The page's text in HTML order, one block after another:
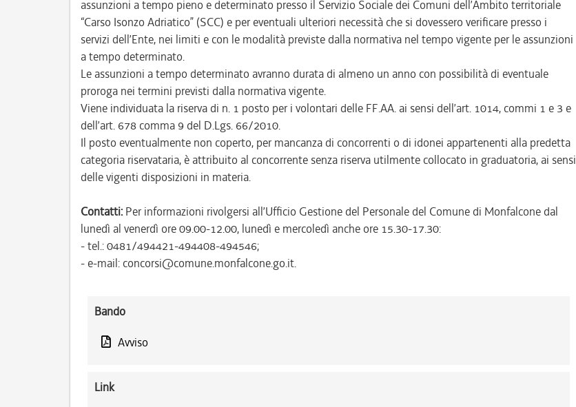
assunzioni a tempo pieno e determinato presso il Servizio Sociale dei Comuni dell’Ambito territoriale
“Carso Isonzo Adriatico” (SCC) e per eventuali ulteriori necessità che si dovessero verificare presso i
servizi dell’Ente, nei limiti e con le modalità previste dalla normativa nel tempo vigente per le assunzioni
a tempo determinato.
Le assunzioni a tempo determinato avranno durata di almeno un anno con possibilità di eventuale
proroga nei termini previsti dalla normativa vigente.
Viene individuata la riserva di n. 1 posto per i volontari delle FF.AA. ai sensi dell’art. 1014, commi 1 e 3 e
dell’art. 678 comma 9 del D.Lgs. 66/2010.
Il posto eventualmente non coperto, per mancanza di concorrenti o di idonei appartenenti alla predetta
categoria riservataria, è attribuito al concorrente senza riserva utilmente collocato in graduatoria, ai sensi
delle vigenti disposizioni in materia.
Contatti: Per informazioni rivolgersi all’Ufficio Gestione del Personale del Comune di Monfalcone dal
lunedì al venerdì ore 09.00-12.00, lunedì e mercoledì anche ore 15.30-17.30:
- tel.: 0481/494421-494408-494546;
- e-mail: concorsi@comune.monfalcone.go.it.
Bando
Avviso
Link